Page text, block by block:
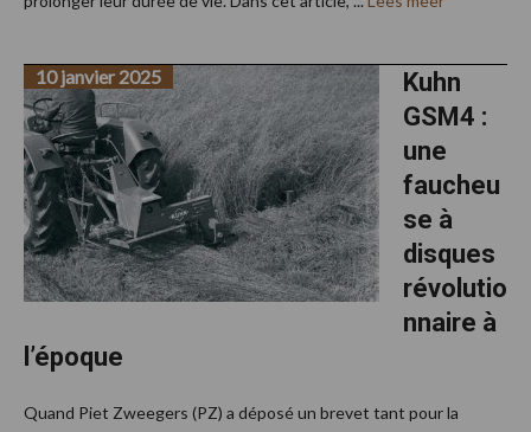
Kuhn
GSM4 :
une
faucheu
se à
disques
révolutio
nnaire à
l’époque
10 janvier 2025
Quand Piet Zweegers (PZ) a déposé un brevet tant pour la